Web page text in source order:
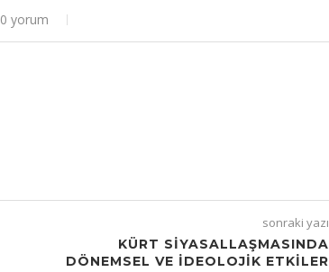
0 yorum
sonraki yazı
KÜRT SIYASALLAŞMASINDA
DÖNEMSEL VE İDEOLOJIK ETKILER